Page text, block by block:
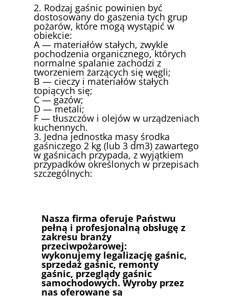
2. Rodzaj gaśnic powinien być
dostosowany do gaszenia tych grup
pożarów, które mogą wystąpić w
obiekcie:
A — materiałów stałych, zwykle
pochodzenia organicznego, których
normalne spalanie zachodzi z
tworzeniem żarzących się węgli;
B — cieczy i materiałów stałych
topiących się;
C — gazów;
D — metali;
F — tłuszczów i olejów w urządzeniach
kuchennych.
3. Jedna jednostka masy środka
gaśniczego 2 kg (lub 3 dm3) zawartego
w gaśnicach przypada, z wyjątkiem
przypadków określonych w przepisach
szczególnych:
Nasza firma oferuje Państwu
pełną i profesjonalną obsługę z
zakresu branży
przeciwpożarowej:
wykonujemy legalizację gaśnic,
sprzedaż gaśnic, remonty
gaśnic, przeglądy gaśnic
samochodowych. Wyroby przez
nas oferowane są